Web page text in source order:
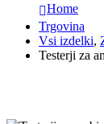
Home
Trgovina
Vsi izdelki,
Testerji za